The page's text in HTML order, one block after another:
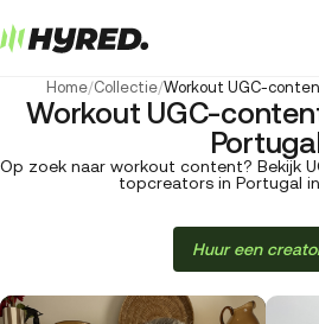
Home/Collectie/Workout UGC-
Workout UGC-
Op zoek naar workout content? Bekijk
topcreators in Portugal
Huur een